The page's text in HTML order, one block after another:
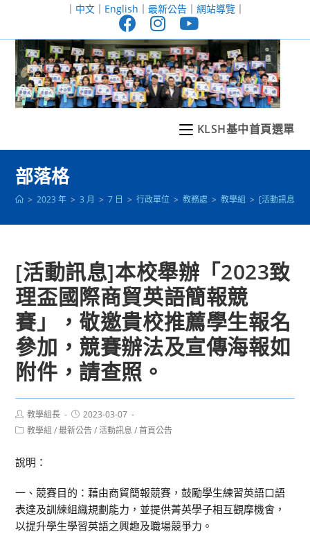
至
｜ 中文｜ English ｜ 最新公告｜ 網站導覽｜
KLSH基中首頁選單
部落格
> 2023 年 > 3 月 > 7 日 > 行政單位 > 教務處 > 教學組 > [活動訊息]本
[活動訊息]本校舉辦「2023致
理盃國際商貿英語簡報競
賽」，敬邀貴校推薦學生報名
參加，競賽辦法及宣傳海報如
附件，請查照。
Post
author:
教學組長
Post
published:
2023-03-07
Post教學組 / 最新公告 / 活動訊息 / 首頁公告
說明：
一、競賽目的：藉由商貿簡報競賽，鼓勵學生練習英語口語
表達及訓練組織規劃能力，並提供菁英學子相互觀摩機會，
以提升學生學習英語之興趣及職場競爭力。